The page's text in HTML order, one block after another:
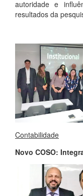
autoridade e
resultados da
Contabilidade
Novo COSO: